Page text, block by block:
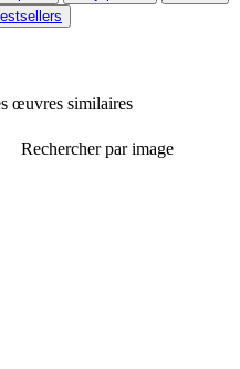
œuvres similaires
Rechercher par image